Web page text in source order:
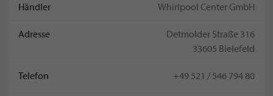
Händler Whirlpool Center GmbH
Adresse
Detmolder Straße 316
33605 Bielefeld
Telefon +49 521 / 546 794 80